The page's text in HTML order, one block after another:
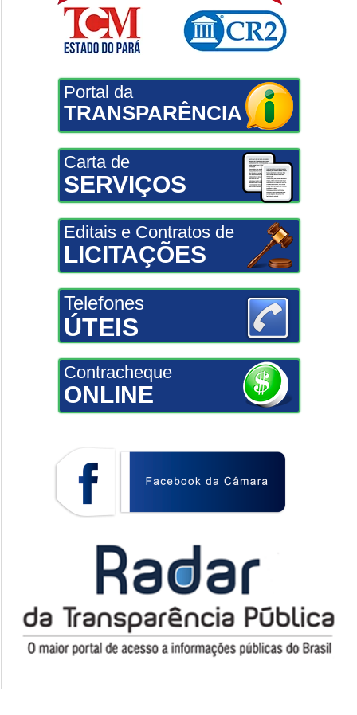
Portal da
TRANSPARÊNCIA
Carta de
SERVIÇOS
Editais e Contratos de
LICITAÇÕES
Telefones
ÚTEIS
Contracheque
ONLINE